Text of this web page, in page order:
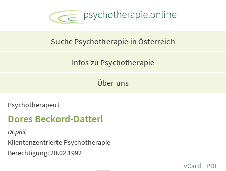
Suche Psychotherapie in Österreich
Infos zu Psychotherapie
Über uns
Psychotherapeut
Dores Beckord-Datterl
Dr.phil.
Klientenzentrierte Psychotherapie
Berechtigung: 20.02.1992
vCard
PDF